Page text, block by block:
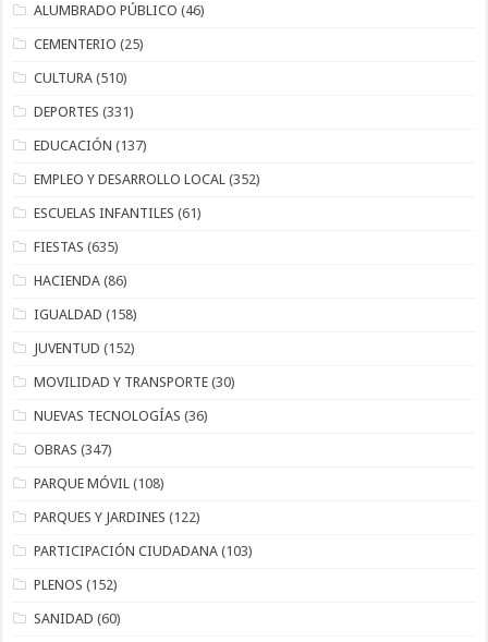
ALUMBRADO PÚBLICO (46)
CEMENTERIO (25)
CULTURA (510)
DEPORTES (331)
EDUCACIÓN (137)
EMPLEO Y DESARROLLO LOCAL (352)
ESCUELAS INFANTILES (61)
FIESTAS (635)
HACIENDA (86)
IGUALDAD (158)
JUVENTUD (152)
MOVILIDAD Y TRANSPORTE (30)
NUEVAS TECNOLOGÍAS (36)
OBRAS (347)
PARQUE MÓVIL (108)
PARQUES Y JARDINES (122)
PARTICIPACIÓN CIUDADANA (103)
PLENOS (152)
SANIDAD (60)